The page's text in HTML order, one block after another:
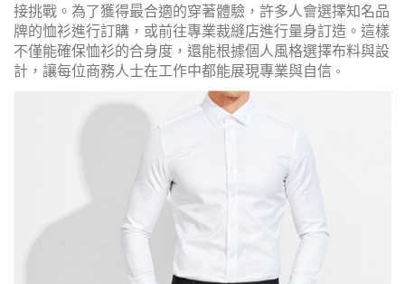
接挑戰。為了獲得最合適的穿著體驗，許多人會選擇知名品
牌的恤衫進行訂購，或前往專業裁縫店進行量身訂造。這樣
不僅能確保恤衫的合身度，還能根據個人風格選擇布料與設
計，讓每位商務人士在工作中都能展現專業與自信 。